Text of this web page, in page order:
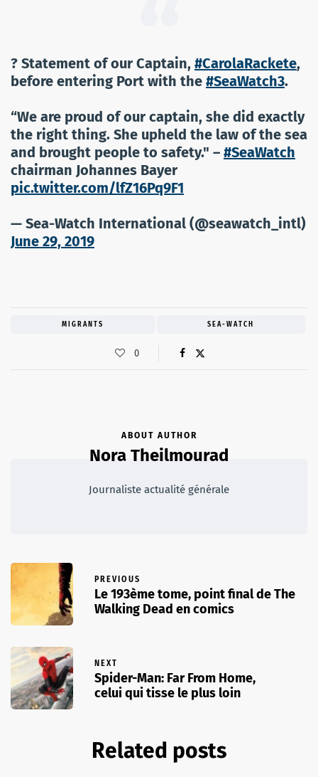
? Statement of our Captain, #CarolaRackete,
before entering Port with the #SeaWatch3.
“We are proud of our captain, she did exactly
the right thing. She upheld the law of the sea
and brought people to safety." – #SeaWatch
chairman Johannes Bayer
pic.twitter.com/lfZ16Pq9F1
— Sea-Watch International (@seawatch_intl)
June 29, 2019
MIGRANTS SEA-WATCH
0
ABOUT AUTHOR
Nora Theilmourad
Journaliste actualité générale
PREVIOUS
Le 193ème tome, point final de The
Walking Dead en comics
NEXT
Spider-Man: Far From Home,
celui qui tisse le plus loin
Related posts